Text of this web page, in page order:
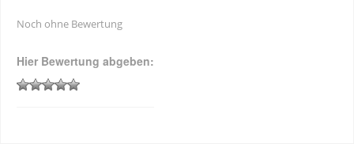
Noch ohne Bewertung
Hier Bewertung abgeben: